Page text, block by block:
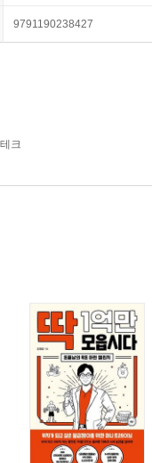
9791190238427
크